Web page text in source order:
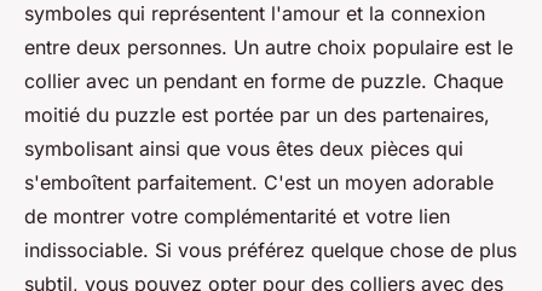
symboles qui représentent l'amour et la connexion
entre deux personnes. Un autre choix populaire est le
collier avec un pendant en forme de puzzle. Chaque
moitié du puzzle est portée par un des partenaires,
symbolisant ainsi que vous êtes deux pièces qui
s'emboîtent parfaitement. C'est un moyen adorable
de montrer votre complémentarité et votre lien
indissociable. Si vous préférez quelque chose de plus
subtil, vous pouvez opter pour des colliers avec des